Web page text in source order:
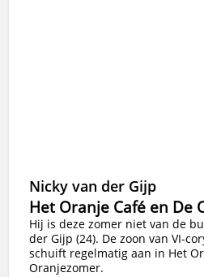
Nicky van der Gijp
Het Oranje Café en De
Hij is deze zomer niet van de
der Gijp (24). De zoon van VI-
schuift regelmatig aan in Het
Oranjezomer.